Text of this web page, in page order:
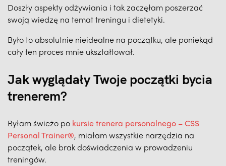
Doszły aspekty odżywiania i tak zaczęłam poszerzać
swoją wiedzę na temat treningu i dietetyki.
Było to absolutnie nieidealne na początku, ale poniekąd
cały ten proces mnie ukształtował.
Jak wyglądały Twoje początki bycia
trenerem?
Byłam świeżo po kursie trenera personalnego – CSS
Personal Trainer®, miałam wszystkie narzędzia na
początek, ale brak doświadczenia w prowadzeniu
treningów.